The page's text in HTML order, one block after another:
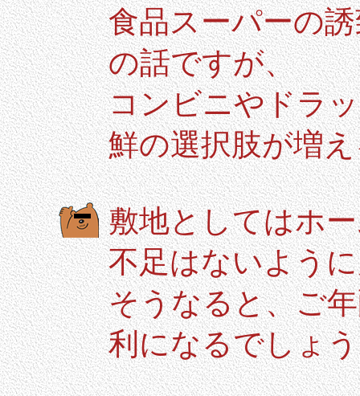
食品スーパーの
の話ですが、
コンビニやドラ
鮮の選択肢が増
敷地としてはホ
不足はないよう
そうなると、ご
利になるでしょ